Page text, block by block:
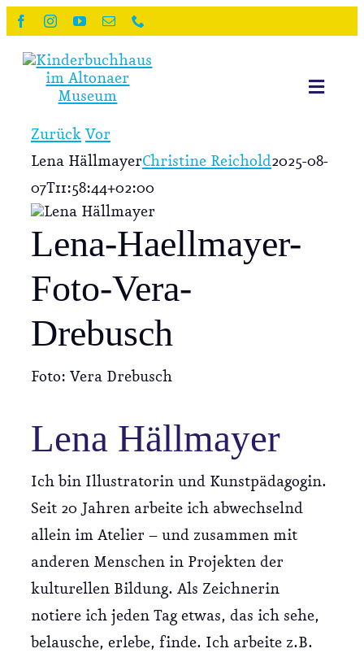
Zum
springen
Toggle
Zurück Vor
Lena HällmayerChristine Reichold2025-08-
07T11:58:44+02:00
Lena-Haellmayer-
Foto-Vera-
Drebusch
Foto: Vera Drebusch
Lena Hällmayer
Ich bin Illustratorin und Kunstpädagogin.
Seit 20 Jahren arbeite ich abwechselnd
allein im Atelier – und zusammen mit
anderen Menschen in Projekten der
kulturellen Bildung. Als Zeichnerin
notiere ich jeden Tag etwas, das ich sehe,
belausche, erlebe, finde. Ich arbeite z.B.